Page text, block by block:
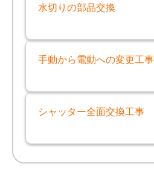
水切りの部品交換
手動から電動への変更工事
シャッター全面交換工事